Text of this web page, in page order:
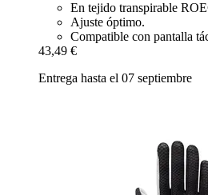
En tejido transpirable
Ajuste óptimo.
Compatible con pantalla
43,49 €
Entrega hasta el 07 septiembre